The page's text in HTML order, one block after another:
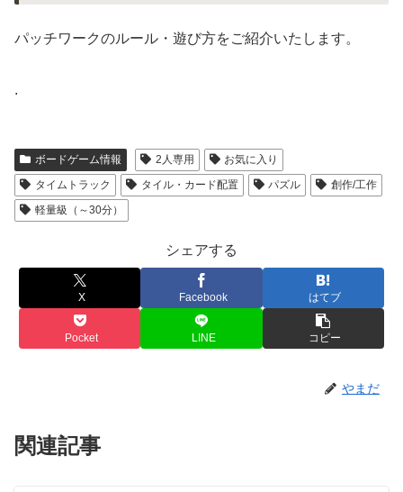
パッチワークのルール・遊び方をご紹介いたします。
.
ボードゲーム情報 2人専用
お気に入り
タイムトラック
タイル・カード配置 パズル
創作/工作
軽量級（～30分）
シェアする
X Facebook はてブ
Pocket LINE コピー
やまだ
関連記事